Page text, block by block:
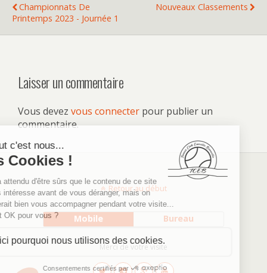
Championnats De
Printemps 2023 - Journée 1
Nouveaux Classements
Laisser un commentaire
Vous devez vous connecter pour publier un
commentaire.
Retour au début
Mobile Bureau
Merci de votre visite